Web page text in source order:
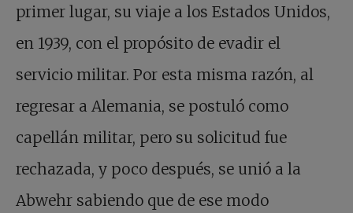
primer lugar, su viaje a los Estados Unidos,
en 1939, con el propósito de evadir el
servicio militar. Por esta misma razón, al
regresar a Alemania, se postuló como
capellán militar, pero su solicitud fue
rechazada, y poco después, se unió a la
Abwehr sabiendo que de ese modo